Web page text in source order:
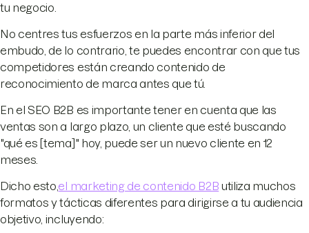
tu negocio.
No centres tus esfuerzos en la parte más inferior del
embudo, de lo contrario, te puedes encontrar con que tus
competidores están creando contenido de
reconocimiento de marca antes que tú.
En el SEO B2B es importante tener en cuenta que las
ventas son a largo plazo, un cliente que esté buscando
"qué es [tema]" hoy, puede ser un nuevo cliente en 12
meses.
Dicho esto, el marketing de contenido B2B utiliza muchos
formatos y tácticas diferentes para dirigirse a tu audiencia
objetivo, incluyendo: